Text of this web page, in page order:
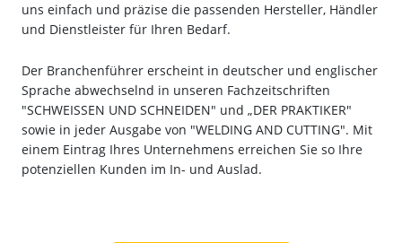
uns einfach und präzise die passenden Hersteller, Händler
und Dienstleister für Ihren Bedarf.
Der Branchenführer erscheint in deutscher und englischer
Sprache abwechselnd in unseren Fachzeitschriften
"SCHWEISSEN UND SCHNEIDEN" und „DER PRAKTIKER"
sowie in jeder Ausgabe von "WELDING AND CUTTING". Mit
einem Eintrag Ihres Unternehmens erreichen Sie so Ihre
potenziellen Kunden im In- und Auslad.